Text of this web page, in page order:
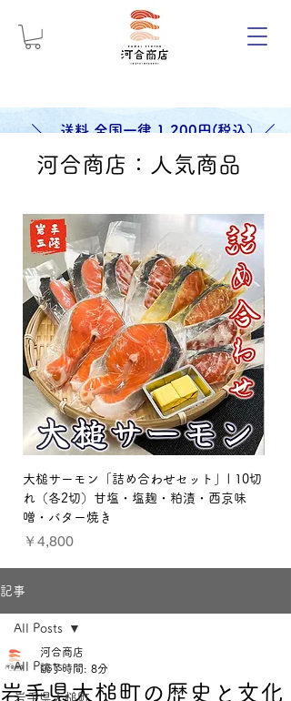
＼ 送料 全国一律 1,200円(税込）／
河合商店：人気商品
大槌サーモン「詰め合わせセット」| 10切
れ（各2切）甘塩・塩麹・粕漬・西京味
噌・バター焼き
価格
￥4,800
記事
All Posts
岩手県大槌町
All Posts
岩手県大槌町の歴史と文化
河合商店
読了時間: 8分